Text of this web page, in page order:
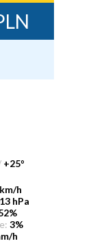
+25°
h
hPa
3%
h